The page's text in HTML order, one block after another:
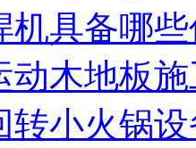
机具备哪
动木地板
转小火锅